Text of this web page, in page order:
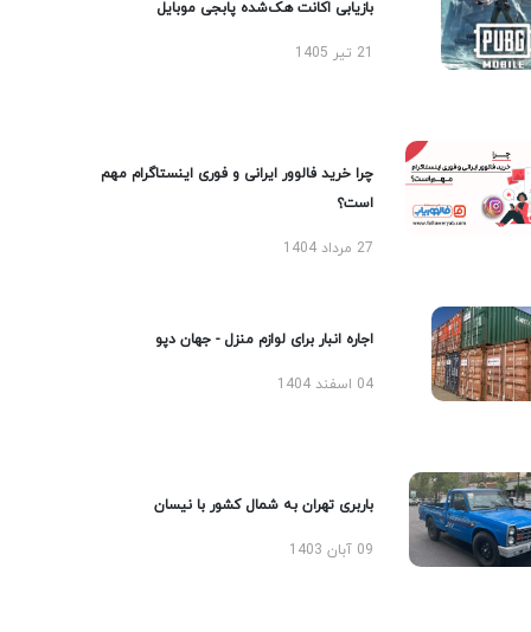
بازیابی اکانت هک‌شده پابجی موبایل
چرا خرید فالوور ایرانی و فوری اینستاگرام مهم
است؟
27 مرداد 1404
اجاره انبار برای لوازم منزل - جهان دپو
04 اسفند 1404
باربری تهران به شمال کشور با نیسان
09 آبان 1403